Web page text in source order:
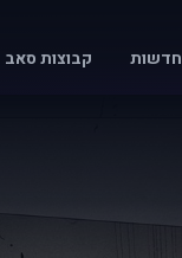
חדשות קבוצות סאב